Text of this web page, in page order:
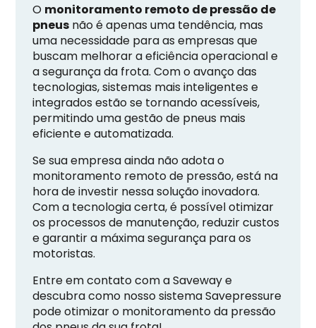
O monitoramento remoto de pressão de
pneus não é apenas uma tendência, mas
uma necessidade para as empresas que
buscam melhorar a eficiência operacional e
a segurança da frota. Com o avanço das
tecnologias, sistemas mais inteligentes e
integrados estão se tornando acessíveis,
permitindo uma gestão de pneus mais
eficiente e automatizada.
Se sua empresa ainda não adota o
monitoramento remoto de pressão, está na
hora de investir nessa solução inovadora.
Com a tecnologia certa, é possível otimizar
os processos de manutenção, reduzir custos
e garantir a máxima segurança para os
motoristas.
Entre em contato com a Saveway e
descubra como nosso sistema Savepressure
pode otimizar o monitoramento da pressão